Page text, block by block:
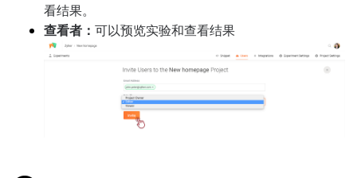
看结果。
查看者： 可以预览实验和查看结果